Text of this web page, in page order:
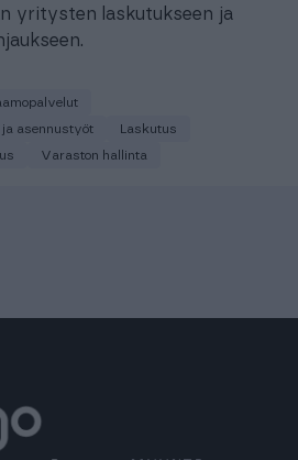
yritysten laskutukseen ja
ja asennustyöt Laskutus
Varaston hallinta